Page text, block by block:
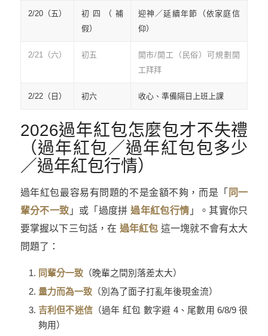
2/20（五）
初四（補
假）
迎神／延續年節（依家庭信
仰）
2/21（六） 初五
開市/開工（民俗）可規劃開
工拜拜
2/22（日） 初六 收心、準備隔日上班上課
2026過年紅包怎麼包才不失禮
（過年紅包／過年紅包包多少
／過年紅包行情）
過年紅包最容易有問題的不是金額不夠，而是「 同一
輩分不一致 」或「過度拼過年紅包行情 」。其實你只
要掌握以下三句話，在 過年紅包 這一塊就不會有太大
問題了：
同輩分一致（晚輩之間別落差太大）
量力而為一致（別為了面子打亂年後現金流）
吉利但不迷信 （過年 紅包 數字避 4、尾數用 6/8/9 很
夠用）